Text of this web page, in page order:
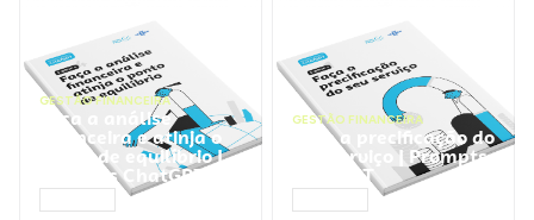
GESTÃO FINANCEIRA
Faça a análise
financeira e atinja o
ponto de equilíbrio |
Prompts ChatGPT
GESTÃO FINANCEIRA
Faça a precificação do
seu serviço | Prompts
ChatGPT